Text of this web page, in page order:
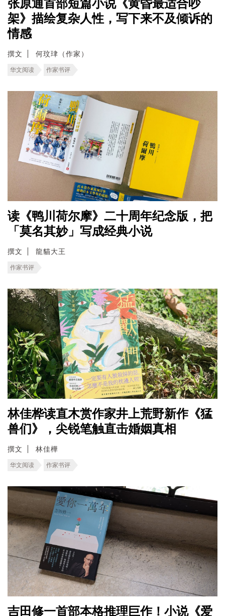
张原通首部短篇小说《黄昏最适合吵
架》描绘复杂人性，写下来不及倾诉的
情感
撰文 何玟珒（作家）
华文阅读 作家书评
读《鸭川荷尔摩》二十周年纪念版，把
「莫名其妙」写成经典小说
撰文 龍貓大王
作家书评
林佳桦读直木赏作家井上荒野新作《猛
兽们》，尖锐笔触直击婚姻真相
撰文 林佳樺
华文阅读 作家书评
吉田修一首部本格推理巨作！小说《爱